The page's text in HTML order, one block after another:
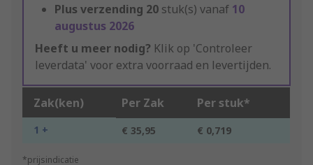
Plus verzending 20 stuk(s) vanaf 10
augustus 2026
Heeft u meer nodig? Klik op 'Controleer
leverdata' voor extra voorraad en levertijden.
Zak(ken) Per Zak Per stuk*
1 + € 35,95 € 0,719
*prijsindicatie